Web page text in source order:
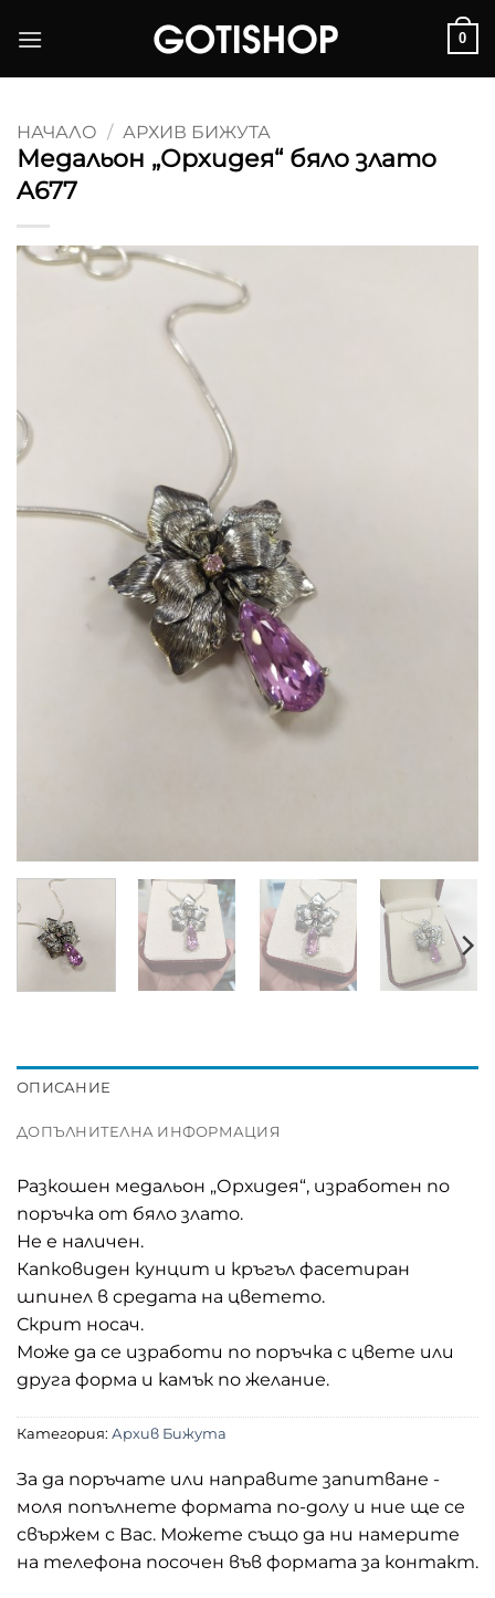
0
НАЧАЛО / АРХИВ БИЖУТА
Медальон „Орхидея“ бяло злато
A677
ОПИСАНИЕ
ДОПЪЛНИТЕЛНА ИНФОРМАЦИЯ
Разкошен медальон „Орхидея“, изработен по
поръчка от бяло злато.
Не е наличен.
Капковиден кунцит и кръгъл фасетиран
шпинел в средата на цветето.
Скрит носач.
Може да се изработи по поръчка с цвете или
друга форма и камък по желание.
Категория: Архив Бижута
За да поръчате или направите запитване -
моля попълнете формата по-долу и ние ще се
свържем с Вас. Можете също да ни намерите
на телефона посочен във формата за контакт.